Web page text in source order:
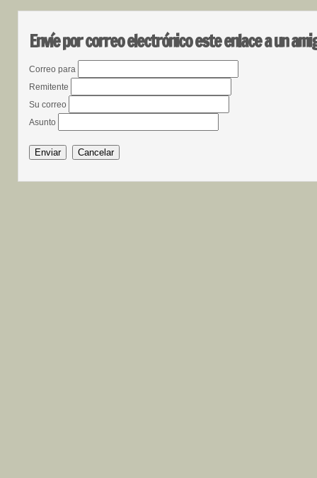
Envíe por correo electrónico este enlace a un
Correo para
Remitente
Su correo
Asunto
Enviar Cancelar